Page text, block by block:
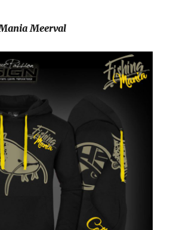
Meerval